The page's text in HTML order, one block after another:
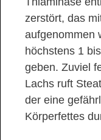
zerstört, das
aufgenommen
höchstens 1
geben. Zuviel
Lachs ruft
der eine
Körperfettes